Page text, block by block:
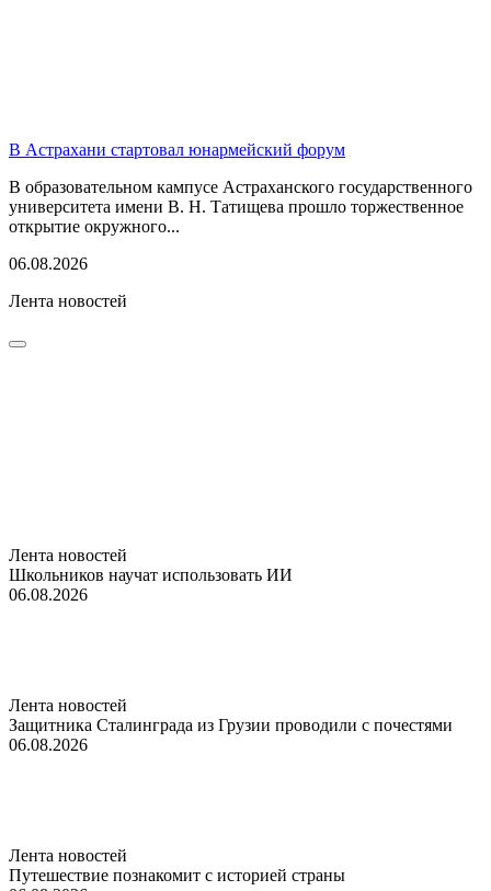
В Астрахани стартовал юнармейский форум
В образовательном кампусе Астраханского государственного
университета имени В. Н. Татищева прошло торжественное
открытие окружного...
06.08.2026
Лента новостей
Лента новостей
Школьников научат использовать ИИ
06.08.2026
Лента новостей
Защитника Сталинграда из Грузии проводили с почестями
06.08.2026
Лента новостей
Путешествие познакомит с историей страны